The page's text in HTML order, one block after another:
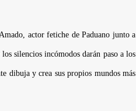
actor fetiche de Paduano junto a
silencios incómodos darán paso a los
dibuja y crea sus propios mundos más